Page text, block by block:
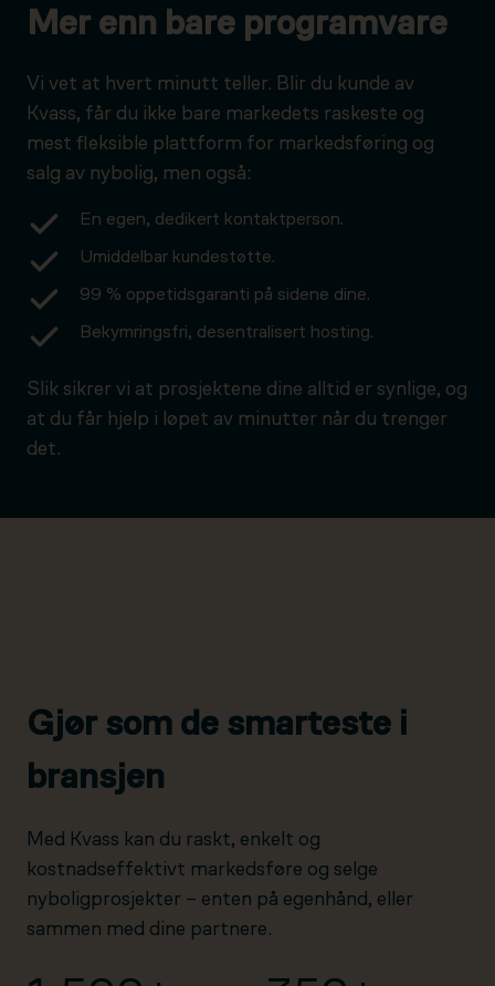
Mer enn bare programvare
Vi vet at hvert minutt teller. Blir du kunde av
Kvass, får du ikke bare markedets raskeste og
mest fleksible plattform for markedsføring og
salg av nybolig, men også:
En egen, dedikert kontaktperson.
Umiddelbar kundestøtte.
99 % oppetidsgaranti på sidene dine.
Bekymringsfri, desentralisert hosting.
Slik sikrer vi at prosjektene dine alltid er synlige, og
at du får hjelp i løpet av minutter når du trenger
det.
Gjør som de smarteste i
bransjen
Med Kvass kan du raskt, enkelt og
kostnadseffektivt markedsføre og selge
nyboligprosjekter – enten på egenhånd, eller
sammen med dine partnere.